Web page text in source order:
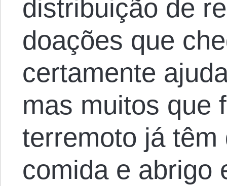
distribuição de
doações que
certamente
mas muitos que
terremoto já
comida e abrigo